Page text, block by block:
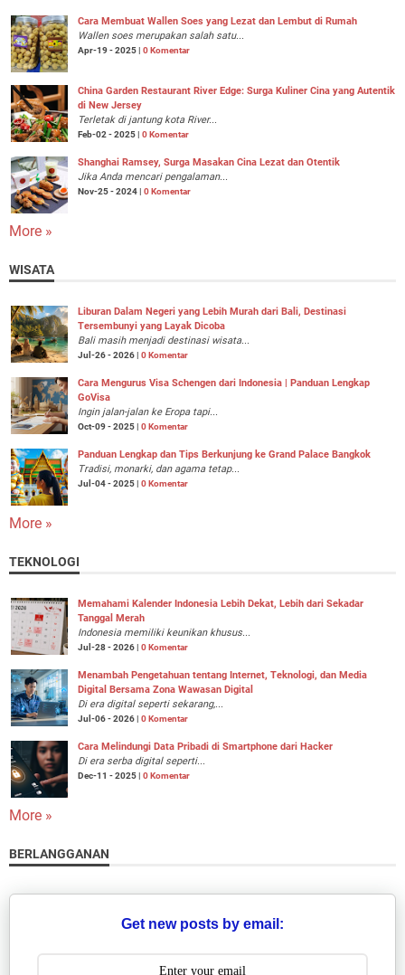
Cara Membuat Wallen Soes yang Lezat dan Lembut di Rumah
Wallen soes merupakan salah satu...
Apr-19 - 2025 | 0 Komentar
China Garden Restaurant River Edge: Surga Kuliner Cina yang Autentik
di New Jersey
Terletak di jantung kota River...
Feb-02 - 2025 | 0 Komentar
Shanghai Ramsey, Surga Masakan Cina Lezat dan Otentik
Jika Anda mencari pengalaman...
Nov-25 - 2024 | 0 Komentar
More »
WISATA
Liburan Dalam Negeri yang Lebih Murah dari Bali, Destinasi
Tersembunyi yang Layak Dicoba
Bali masih menjadi destinasi wisata...
Jul-26 - 2026 | 0 Komentar
Cara Mengurus Visa Schengen dari Indonesia | Panduan Lengkap
GoVisa
Ingin jalan-jalan ke Eropa tapi...
Oct-09 - 2025 | 0 Komentar
Panduan Lengkap dan Tips Berkunjung ke Grand Palace Bangkok
Tradisi, monarki, dan agama tetap...
Jul-04 - 2025 | 0 Komentar
More »
TEKNOLOGI
Memahami Kalender Indonesia Lebih Dekat, Lebih dari Sekadar
Tanggal Merah
Indonesia memiliki keunikan khusus...
Jul-28 - 2026 | 0 Komentar
Menambah Pengetahuan tentang Internet, Teknologi, dan Media
Digital Bersama Zona Wawasan Digital
Di era digital seperti sekarang,...
Jul-06 - 2026 | 0 Komentar
Cara Melindungi Data Pribadi di Smartphone dari Hacker
Di era serba digital seperti...
Dec-11 - 2025 | 0 Komentar
More »
BERLANGGANAN
Get new posts by email: